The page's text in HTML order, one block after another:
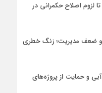
لزوم اصلاح حکمرانی در
و ضعف مدیریت؛ زنگ خطری
و حمایت از پروژه‌های